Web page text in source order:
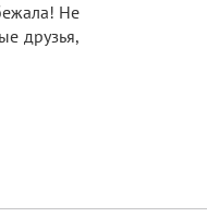
Не
друзья,